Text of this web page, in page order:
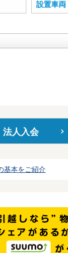
設置車両
法人入会
基本をご紹介